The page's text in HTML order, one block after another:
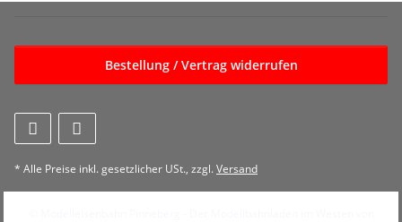
Bestellung / Vertrag widerrufen
* Alle Preise inkl. gesetzlicher USt., zzgl.Versand